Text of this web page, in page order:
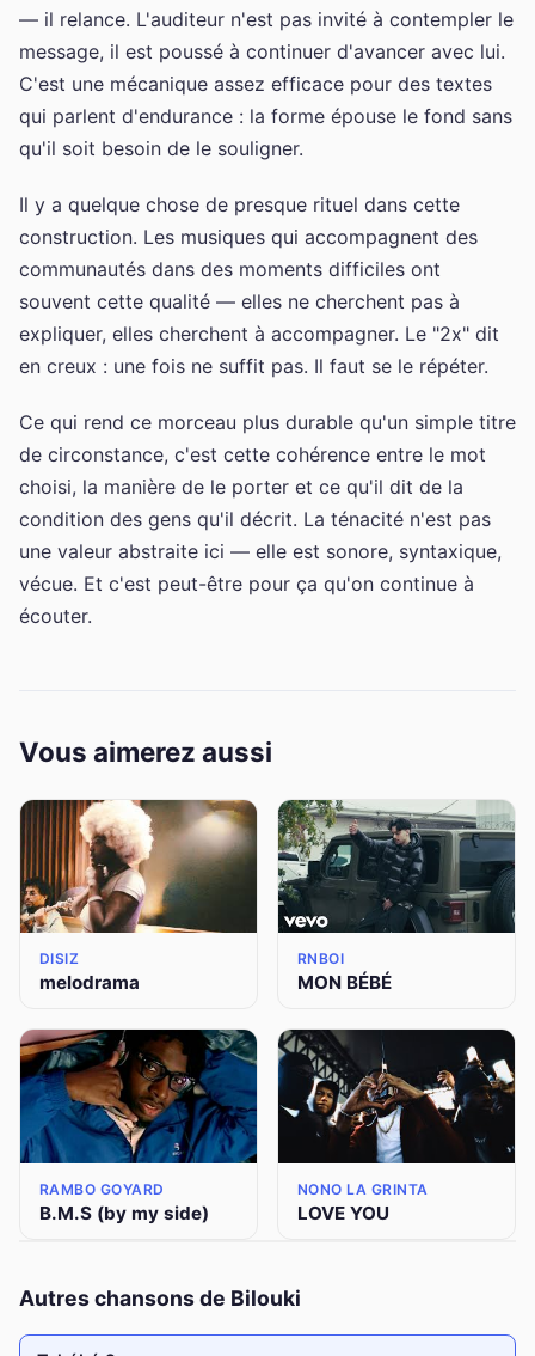
— il relance. L'auditeur n'est pas invité à contempler le
message, il est poussé à continuer d'avancer avec lui.
C'est une mécanique assez efficace pour des textes
qui parlent d'endurance : la forme épouse le fond sans
qu'il soit besoin de le souligner.
Il y a quelque chose de presque rituel dans cette
construction. Les musiques qui accompagnent des
communautés dans des moments difficiles ont
souvent cette qualité — elles ne cherchent pas à
expliquer, elles cherchent à accompagner. Le "2x" dit
en creux : une fois ne suffit pas. Il faut se le répéter.
Ce qui rend ce morceau plus durable qu'un simple titre
de circonstance, c'est cette cohérence entre le mot
choisi, la manière de le porter et ce qu'il dit de la
condition des gens qu'il décrit. La ténacité n'est pas
une valeur abstraite ici — elle est sonore, syntaxique,
vécue. Et c'est peut-être pour ça qu'on continue à
écouter.
Vous aimerez aussi
DISIZ
melodrama
RNBOI
MON BÉBÉ
RAMBO GOYARD
B.M.S (by my side)
NONO LA GRINTA
LOVE YOU
Autres chansons de Bilouki